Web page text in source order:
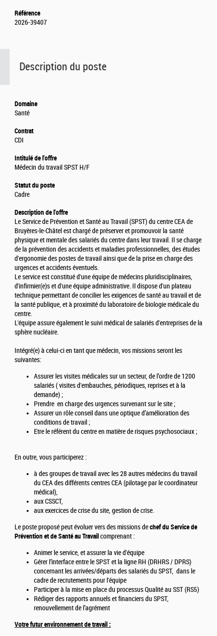
Description du poste
Domaine
Santé
Contrat
CDI
Intitulé de l'offre
Médecin du travail SPST H/F
Statut du poste
Cadre
Description de l'offre
Le Service de Prévention et Santé au Travail (SPST) du centre CEA de
Bruyères-le-Châtel est chargé de préserver et promouvoir la santé
physique et mentale des salariés du centre dans leur travail. Il se charge
de la prévention des accidents et maladies professionnelles, des études
d'ergonomie des postes de travail ainsi que de la prise en charge des
urgences et accidents éventuels.
Le service est constitué d'une équipe de médecins pluridisciplinaires,
d'infirmier(e)s et d'une équipe administrative. Il dispose d'un plateau
technique permettant de concilier les exigences de santé au travail et de
la santé publique, et à proximité du laboratoire de biologie médicale du
centre.
L'équipe assure également le suivi médical de salariés d'entreprises de la
sphère nucléaire.
Intégré(e) à celui-ci en tant que médecin, vos missions seront les
suivantes:
Assurer les visites médicales sur un secteur, de l’ordre de 1200
salariés ( visites d'embauches, périodiques, reprises et à la
demande) ;
Prendre en charge des urgences survenant sur le site ;
Assurer un rôle conseil dans une optique d’amélioration des
conditions de travail ;
Etre le référent du centre en matière de risques psychosociaux ;
En outre, vous participerez :
à des groupes de travail avec les 28 autres médecins du travail
du CEA des différents centres CEA (pilotage par le coordinateur
médical),
aux CSSCT,
aux exercices de crise du site, gestion de crise.
Le poste proposé peut évoluer vers des missions dechef du Service de
Prévention et de Santé au Travailcomprenant :
Animer le service, et assurer la vie d'équipe
Gérer l’interface entre le SPST et la ligne RH (DRHRS / DPRS)
concernant les arrivées/départs des salariés du SPST, dans le
cadre de recrutements pour l'équipe
Participer à la mise en place du processus Qualité au SST (RS5)
Rédiger des rapports annuels et financiers du SPST,
renouvellement de l’agrément
Votre futur environnement de travail :
Référence
2026-39407